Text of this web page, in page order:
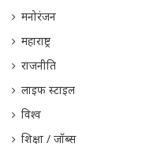
मनोरंजन
महाराष्ट्र
राजनीति
लाइफ स्टाइल
विश्व
शिक्षा / जॉब्स